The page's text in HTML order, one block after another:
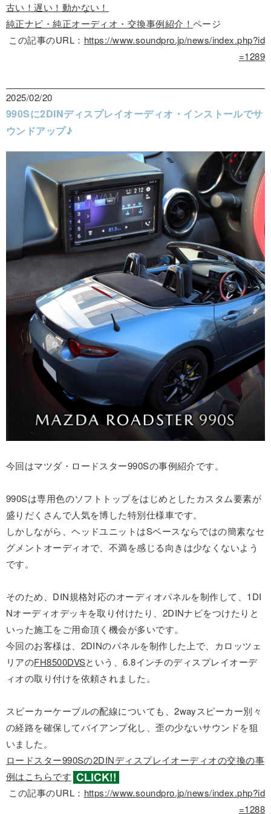
古い！遅い！動かない！
純正ナビ・純正オーディオ・交換事例紹介！ ページ
この記事のURL： https://www.soundpro.jp/news/index.php?id
=1289
2025/02/20
990Sに2DINディスプレイオーディオ・インストールでサ
ウンドアップ♪
今回はマツダ・ロードスター990Sの事例紹介です。
990Sは専用色のソフトトップをはじめとしたカスタム要素が
盛りだくさんで人気を博した特別仕様車です。
しかしながら、ヘッドユニットはSベースならではの簡素なセ
グメントオーディオで、不満を感じる向きは少なくないよう
です。
そのため、DIN規格対応のオーディオパネルを制作して、1DI
Nオーディオデッキを取り付けたり、2DINナビをつけたりと
いった施工をご用命頂く機会が多いです。
今回のお客様は、2DINのパネルを制作した上で、カロッツェ
リアのFH8500DVSという、6.8インチのディスプレイオーデ
ィオの取り付けを依頼されました。
スピーカーケーブルの配線についても、2wayスピーカー別々
の経路を確保してバイアンプ化し、歪の少ないサウンドを狙
いました。
ロードスター990Sの2DINディスプレイオーディオの交換の事
例はこちらです
この記事のURL： https://www.soundpro.jp/news/index.php?id
=1288